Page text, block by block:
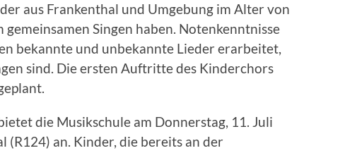
aus Frankenthal und Umgebung im Alter von
gemeinsamen Singen haben. Notenkenntnisse
bekannte und unbekannte Lieder erarbeitet,
sind. Die ersten Auftritte des Kinderchors
die Musikschule am Donnerstag, 11. Juli
(R124) an. Kinder, die bereits an der